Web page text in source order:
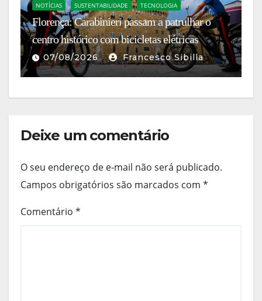
NOTÍCIAS SUSTENTABILIDADE TECNOLOGIA
Florença: Carabinieri passam a patrulhar o
centro histórico com bicicletas elétricas
07/08/2026 Francesco Sibilla
Deixe um comentário
O seu endereço de e-mail não será publicado.
Campos obrigatórios são marcados com *
Comentário *